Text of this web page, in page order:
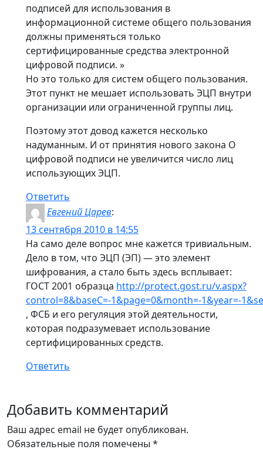
подписей для использования в
информационной системе общего пользования
должны применяться только
сертифицированные средства электронной
цифровой подписи. »
Но это только для систем общего пользования.
Этот пункт не мешает использовать ЭЦП внутри
организации или ограниченной группы лиц.
Поэтому этот довод кажется несколько
надуманным. И от принятия нового закона О
цифровой подписи не увеличится число лиц
использующих ЭЦП.
Ответить
Евгений Царев:
13 сентября 2010 в 14:55
На само деле вопрос мне кажется тривиальным.
Дело в том, что ЭЦП (ЭП) — это элемент
шифрования, а стало быть здесь всплывает:
ГОСТ 2001 образца http://protect.gost.ru/v.aspx?
control=8&baseC=-1&page=0&month=-1&year=-
, ФСБ и его регуляция этой деятельности,
которая подразумевает использование
сертифицированных средств.
Ответить
Добавить комментарий
Ваш адрес email не будет опубликован.
Обязательные поля помечены *